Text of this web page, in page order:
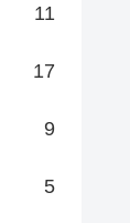
11
17
9
5